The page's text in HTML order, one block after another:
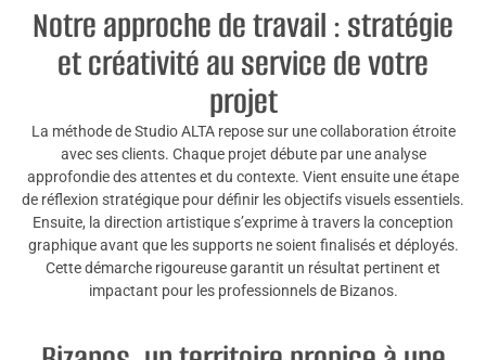
Notre approche de travail : stratégie
et créativité au service de votre
projet
La méthode de Studio ALTA repose sur une collaboration étroite
avec ses clients. Chaque projet débute par une analyse
approfondie des attentes et du contexte. Vient ensuite une étape
de réflexion stratégique pour définir les objectifs visuels essentiels.
Ensuite, la direction artistique s’exprime à travers la conception
graphique avant que les supports ne soient finalisés et déployés.
Cette démarche rigoureuse garantit un résultat pertinent et
impactant pour les professionnels de Bizanos.